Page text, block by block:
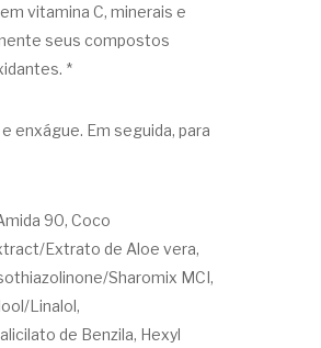
vitamina C, minerais e
seus compostos
*
enxágue. Em seguida, para
90, Coco
Extrato de Aloe vera,
Sharomix MCI,
Linalol,
de Benzila, Hexyl